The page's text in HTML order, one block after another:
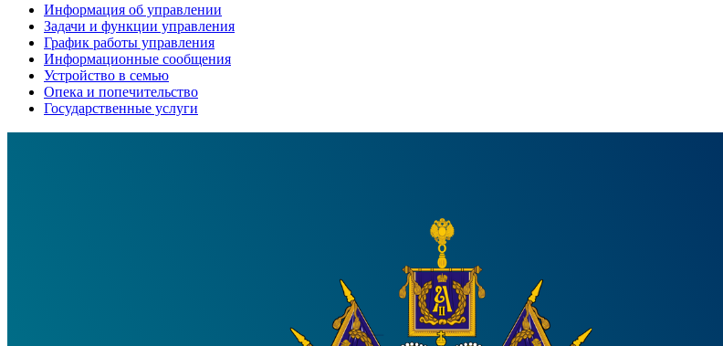
Информация об управлении
Задачи и функции управления
График работы управления
Информационные сообщения
Устройство в семью
Опека и попечительство
Государственные услуги